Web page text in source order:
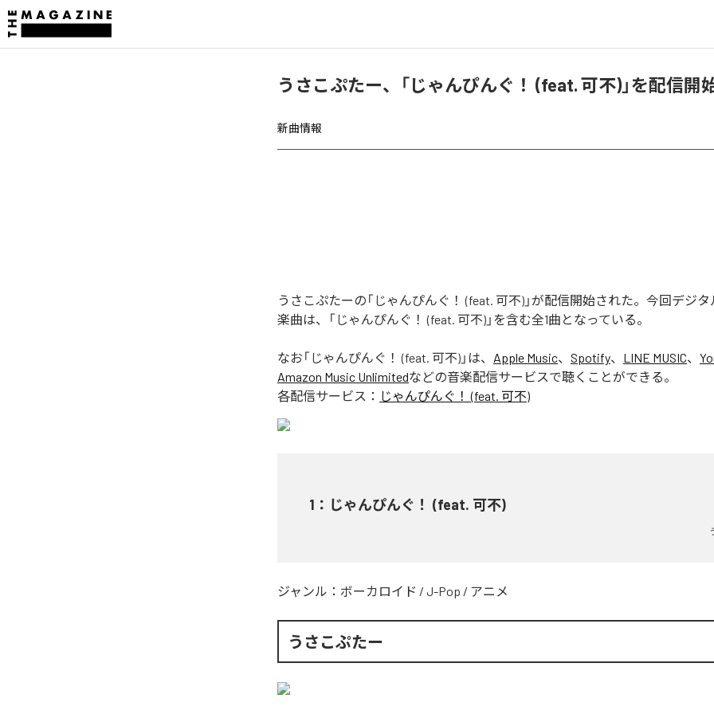
うさこぷたー、「じゃんぴんぐ！ (feat. 可不)」を配信開
新曲情報
うさこぷたーの「じゃんぴんぐ！ (feat. 可不)」が配信開始された。今回デジ
楽曲は、「じゃんぴんぐ！ (feat. 可不)」を含む全1曲となっている。
なお「じゃんぴんぐ！ (feat. 可不) 」は、 Apple Music、 Spotify、 LINE MUSIC、
Amazon Music Unlimitedなどの音楽配信サービスで聴くことができる。
各配信サービス： じゃんぴんぐ！ (feat. 可不)
1 ： じゃんぴんぐ！ (feat. 可不)
ジャンル： ボーカロイド / J-Pop / アニメ
うさこぷたー